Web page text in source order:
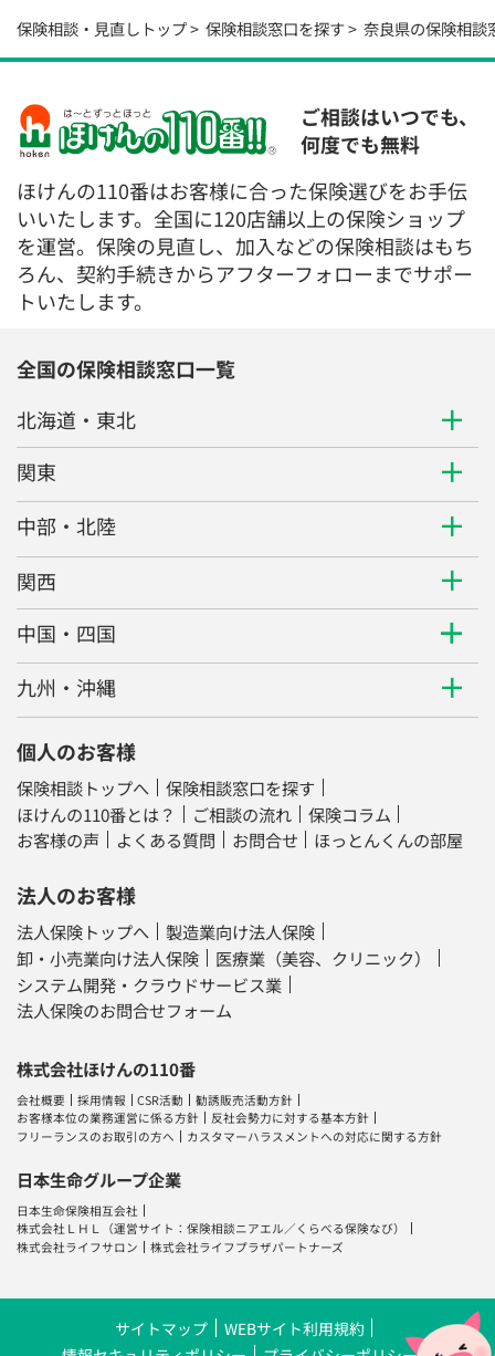
保険相談・見直しトップ 保険相談窓口を探す 奈良県の保険相談
ご相談はいつでも、
何度でも無料
ほけんの110番はお客様に合った保険選びをお手伝
いいたします。全国に120店舗以上の保険ショップ
を運営。保険の見直し、加入などの保険相談はもち
ろん、契約手続きからアフターフォローまでサポー
トいたします。
全国の保険相談窓口一覧
北海道・東北
関東
中部・北陸
関西
中国・四国
九州・沖縄
個人のお客様
保険相談トップへ
保険相談窓口を探す
ほけんの110番とは？
ご相談の流れ
保険コラム
お客様の声
よくある質問 お問合せ ほっとんくんの部屋
法人のお客様
法人保険トップへ
製造業向け法人保険
卸・小売業向け法人保険
医療業（美容、クリニック）
システム開発・クラウドサービス業
法人保険のお問合せフォーム
株式会社ほけんの110番
会社概要 採用情報 CSR活動
勧誘販売活動方針
お客様本位の業務運営に係る方針
反社会勢力に対する基本方針
フリーランスのお取引の方へ
カスタマーハラスメントへの対応に関する方針
日本生命グループ企業
日本生命保険相互会社
株式会社ＬＨＬ （運営サイト：保険相談ニアエル／ くらべる保険なび）
株式会社ライフサロン
株式会社ライフプラザパートナーズ
サイトマップ
WEBサイト利用規約